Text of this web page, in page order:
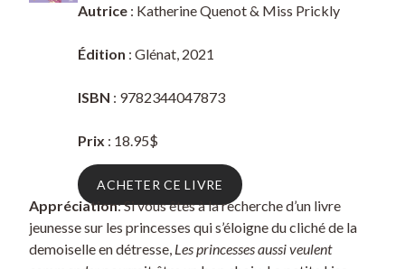
Autrice : Katherine Quenot & Miss Prickly
Édition : Glénat, 2021
ISBN : 9782344047873
Prix : 18.95$
ACHETER CE LIVRE
Appréciation: Si vous êtes à la recherche d’un livre
jeunesse sur les princesses qui s’éloigne du cliché de la
demoiselle en détresse, Les princesses aussi veulent